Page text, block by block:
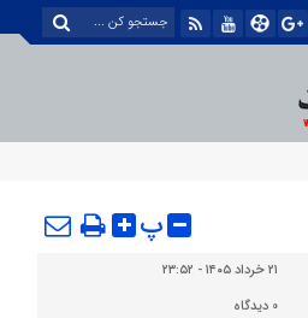
پ
۲۱ خرداد ۱۴۰۵ - ۲۳:۵۲
0 دیدگاه